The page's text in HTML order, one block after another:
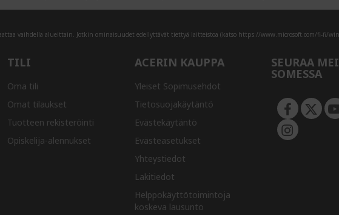
vaihdella alueittain. Jotkin ominaisuudet edellyttävät tiettyä laitteistoa (katso https://www.microsoft.com/fi-fi/
TILI
Oma tili
Omat tilaukset
Tuotteen rekisteröinti
Opiskelija-alennukset
ACERIN KAUPPA
Yleiset Sopimusehdot
Tietosuojakäytäntö
Evästekäytäntö
Evästeasetukset
Yhteystiedot
Lakitiedot
Helppokäyttötoimintoja
koskeva lausunto
SEURAA
SOMESSA